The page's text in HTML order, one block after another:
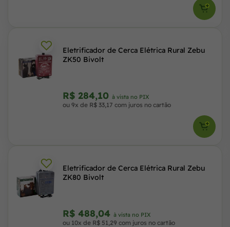
Eletrificador de Cerca Elétrica Rural Zebu
ZK50 Bivolt
R$ 284,10 à vista no PIX
ou 9x de R$ 33,17 com juros no cartão
Eletrificador de Cerca Elétrica Rural Zebu
ZK80 Bivolt
R$ 488,04 à vista no PIX
ou 10x de R$ 51,29 com juros no cartão